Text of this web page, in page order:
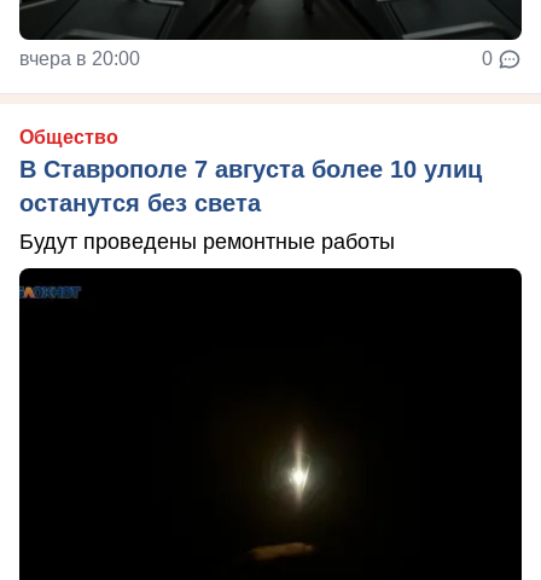
вчера в 20:00 0
Общество
В Ставрополе 7 августа более 10 улиц
останутся без света
Будут проведены ремонтные работы